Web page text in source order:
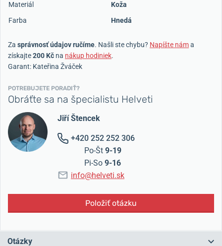
Materiál
Koža
Farba
Hnedá
Za správnosť údajov ručíme. Našli ste chybu? Napíšte náma
získajte200 Kč na nákup hodiniek.
Garant: Kateřina Žváček
POTREBUJETE PORADIŤ?
Obráťte sa na špecialistu Helveti
Jiří Štencek
+420 252 252 306
Po-Št 9-19
Pi-So 9-16
info@helveti.sk
Položiť otázku
Otázky